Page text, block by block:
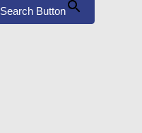
Search Button